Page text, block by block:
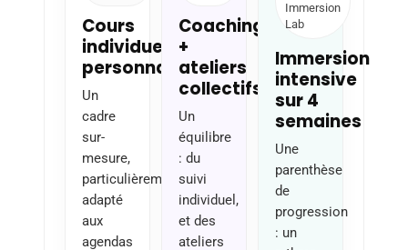
Cours
individuels
personnalisés
Un
cadre
sur-
mesure,
particulièrement
adapté
aux
agendas
Coaching
+
ateliers
collectifs
Un
équilibre
: du
suivi
individuel,
et des
ateliers
Immersion
Lab
Immersion
intensive
sur 4
semaines
Une
parenthèse
de
progression
: un